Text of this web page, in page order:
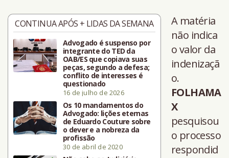
CONTINUA APÓS + LIDAS DA SEMANA
Advogado é suspenso por
integrante do TED da
OAB/ES que copiava suas
peças, segundo a defesa;
conflito de interesses é
questionado
16 de julho de 2026
Os 10 mandamentos do
Advogado: lições eternas
de Eduardo Couture sobre
o dever e a nobreza da
profissão
30 de abril de 2020
A matéria
não indica
o valor da
indenizaçã
o.
FOLHAMA
X
pesquisou
o processo
respondid